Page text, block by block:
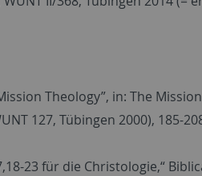
Theology”, in: The
127, Tübingen 2000), 185-
23 für die Christologie,“